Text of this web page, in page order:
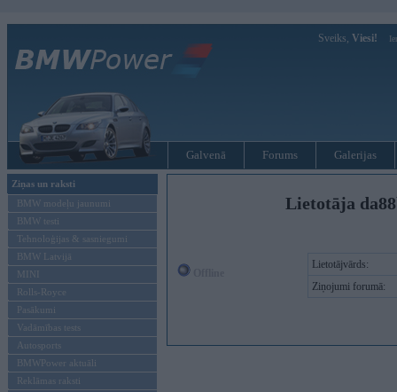
Sveiks, Viesi!
Galvenā Forums Galerijas
Ziņas un raksti
BMW modeļu jaunumi
BMW testi
Tehnoloģijas & sasniegumi
BMW Latvijā
MINI
Rolls-Royce
Pasākumi
Vadāmības tests
Autosports
BMWPower aktuāli
Reklāmas raksti
Lietotāja
Lietotājvārds:
Ziņojumi forumā: